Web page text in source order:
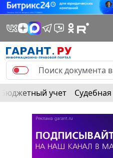
Бюджетный учет